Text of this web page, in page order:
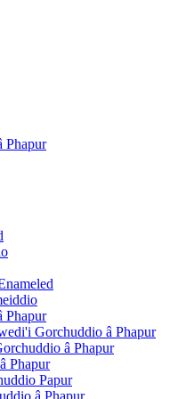
Phapur
Phapur
Gorchuddio â Phapur
â Phapur
Phapur
Papur
â Phapur